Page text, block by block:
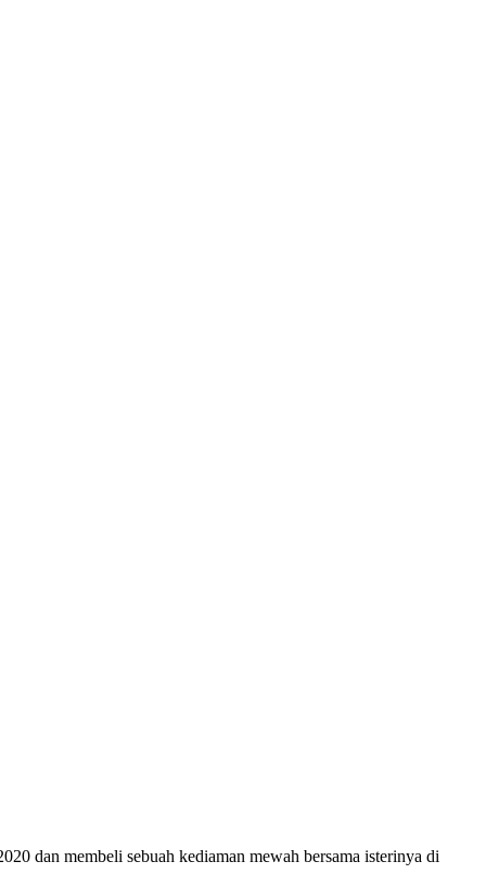
dan membeli sebuah kediaman mewah bersama isterinya di